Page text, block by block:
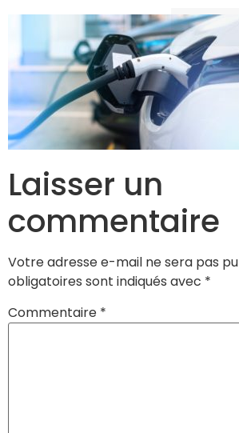
Laisser un
commentaire
Votre adresse e-mail ne sera pas
obligatoires sont indiqués avec *
Commentaire *